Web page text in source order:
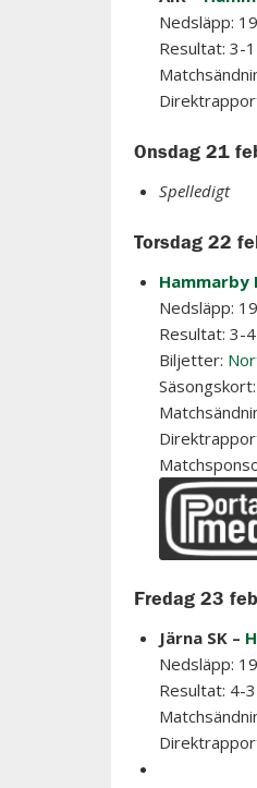
Nedsläpp:
Resultat: 3-1
Onsdag 21
Spelledigt
Torsdag 22
Hammarby
Nedsläpp:
Resultat: 3-4
Biljetter:
Fredag 23
Järna SK –
Nedsläpp:
Resultat: 4-3